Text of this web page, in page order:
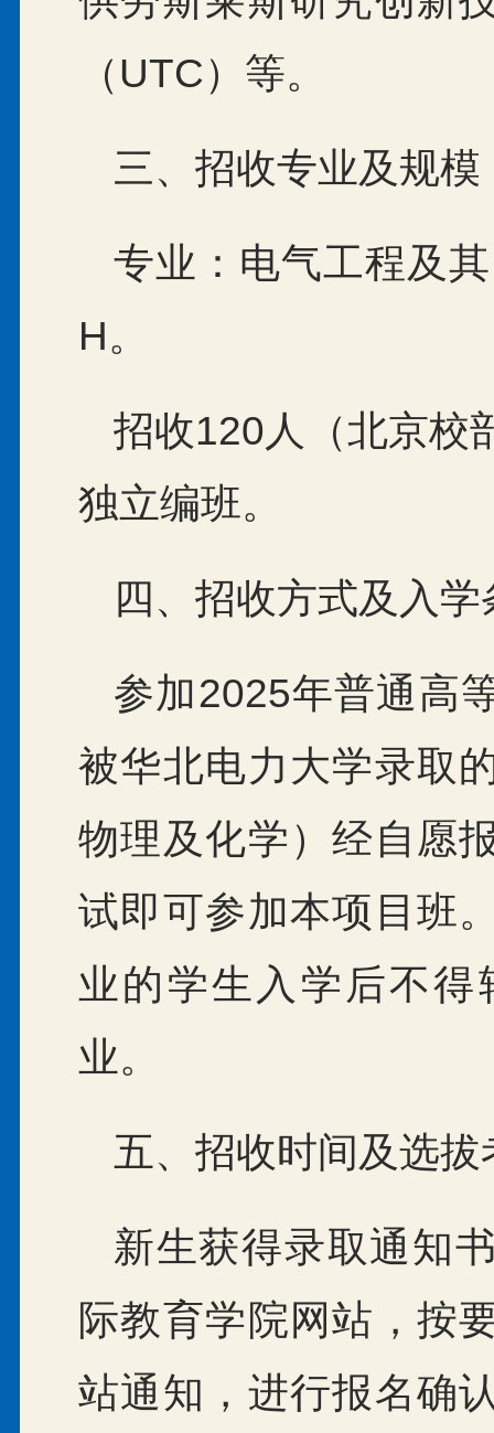
（UTC）等。
三、招收专业及规模
专业：电气工程及
H。
招收120人（北京校
独立编班。
四、招收方式及入学
参加2025年普通高
被华北电力大学录取
物理及化学）经自愿
试即可参加本项目班
业的学生入学后不
业。
五、招收时间及选拔
新生获得录取通知
际教育学院网站，按
站通知，进行报名确